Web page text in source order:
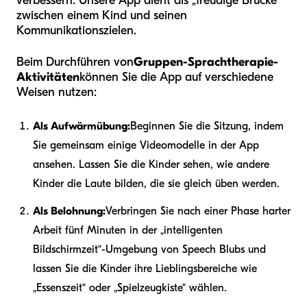
zwischen einem Kind und seinen
Kommunikationszielen.
Beim Durchführen vonGruppen-Sprachtherapie-
Aktivitätenkönnen Sie die App auf verschiedene
Weisen nutzen:
Als Aufwärmübung:Beginnen Sie die Sitzung, indem
Sie gemeinsam einige Videomodelle in der App
ansehen. Lassen Sie die Kinder sehen, wie andere
Kinder die Laute bilden, die sie gleich üben werden.
Als Belohnung:Verbringen Sie nach einer Phase harter
Arbeit fünf Minuten in der „intelligenten
Bildschirmzeit“-Umgebung von Speech Blubs und
lassen Sie die Kinder ihre Lieblingsbereiche wie
„Essenszeit“ oder „Spielzeugkiste“ wählen.